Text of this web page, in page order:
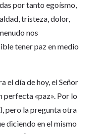
por tanto egoísmo,
tristeza, dolor,
nos
tener paz en medio
el día de hoy, el Señor
perfecta «paz». Por lo
pero la pregunta otra
diciendo en el mismo